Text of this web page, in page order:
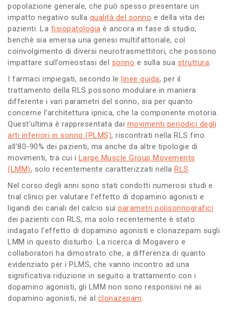
popolazione generale, che può spesso presentare un
impatto negativo sulla qualità del sonno e della vita dei
pazienti. La fisiopatologia è ancora in fase di studio,
benchè sia emersa una genesi multifattoriale, col
coinvolgimento di diversi neurotrasmettitori, che possono
impattare sull’omeostasi del sonno e sulla sua struttura
I farmaci impiegati, secondo le linee guida, per il
trattamento della RLS possono modulare in maniera
differente i vari parametri del sonno, sia per quanto
concerne l’architettura ipnica, che la componente motoria.
Quest’ultima è rappresentata dai movimenti periodici degli
arti inferiori in sonno (PLMS), riscontrati nella RLS fino
all’80-90% dei pazienti, ma anche da altre tipologie di
movimenti, tra cui i Large Muscle Group Movements
(LMM), solo recentemente caratterizzati nella RLS
Nel corso degli anni sono stati condotti numerosi studi e
trial clinici per valutare l’effetto di dopamino agonisti e
ligandi dei canali del calcio sui parametri polisonnografici
dei pazienti con RLS, ma solo recentemente è stato
indagato l’effetto di dopamino agonisti e clonazepam sugli
LMM in questo disturbo. La ricerca di Mogavero e
collaboratori ha dimostrato che, a differenza di quanto
evidenziato per i PLMS, che vanno incontro ad una
significativa riduzione in seguito a trattamento con i
dopamino agonisti, gli LMM non sono responsivi né ai
dopamino agonisti, né al clonazepam